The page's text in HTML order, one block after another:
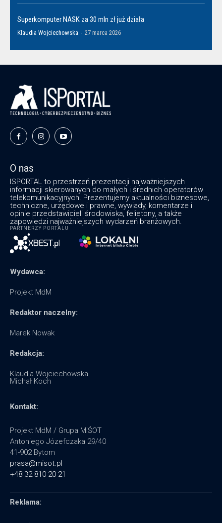
Superkomputer NASK za 30 mln zł już działa
Klaudia Wojciechowska - 27 marca 2026
O nas
ISPORTAL to przestrzeń prezentacji najważniejszych
informacji skierowanych do małych i średnich operatorów
telekomunikacyjnych. Prezentujemy aktualności biznesowe,
techniczne, urzędowe i prawne, wywiady, komentarze i
opinie przedstawicieli środowiska, felietony, a także
zapowiedzi najważniejszych wydarzeń branżowych.
PARTNERZY PORTALU
Wydawca:
Projekt MdM
Redaktor naczelny:
Marek Nowak
Redakcja:
Klaudia Wojciechowska
Michał Koch
Kontakt:
Projekt MdM / Grupa MiŚOT
Antoniego Józefczaka 29/40
41-902 Bytom
prasa@misot.pl
+48 32 810 20 21
Reklama: